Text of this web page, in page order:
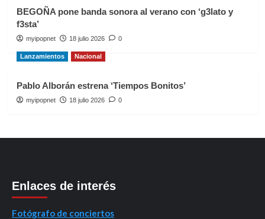
BEGOÑA pone banda sonora al verano con ‘g3lato y
f3sta’
myipopnet 18 julio 2026 0
Lanzamientos Nacional
Pablo Alborán estrena ‘Tiempos Bonitos’
myipopnet 18 julio 2026 0
Enlaces de interés
Fotógrafo de conciertos